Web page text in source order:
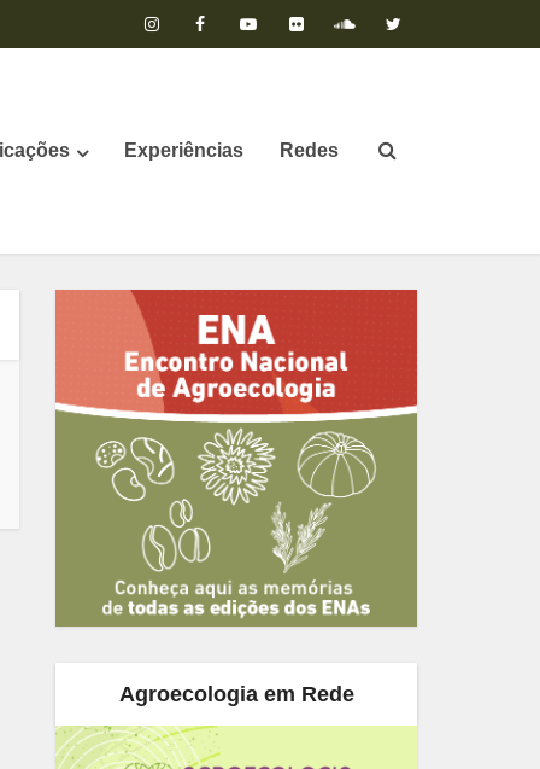
Experiências Redes
Agroecologia em Rede